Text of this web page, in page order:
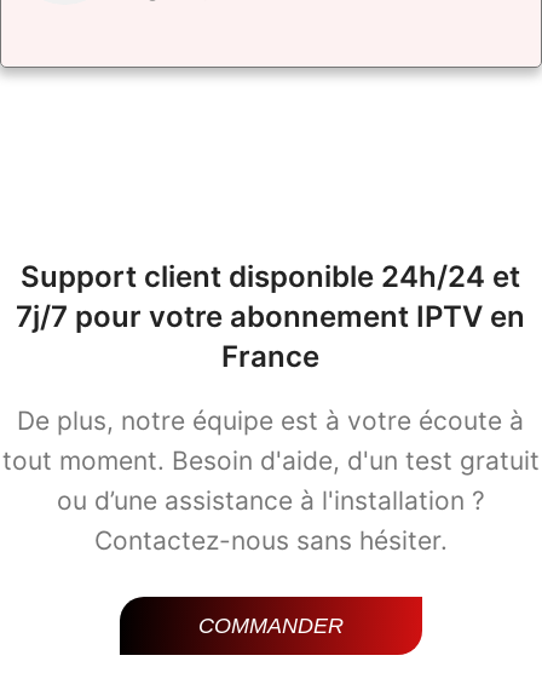
Support client disponible 24h/24 et
7j/7 pour votre abonnement IPTV en
France
De plus, notre équipe est à votre écoute à
tout moment. Besoin d'aide, d'un test gratuit
ou d’une assistance à l'installation ?
Contactez-nous sans hésiter.
COMMANDER